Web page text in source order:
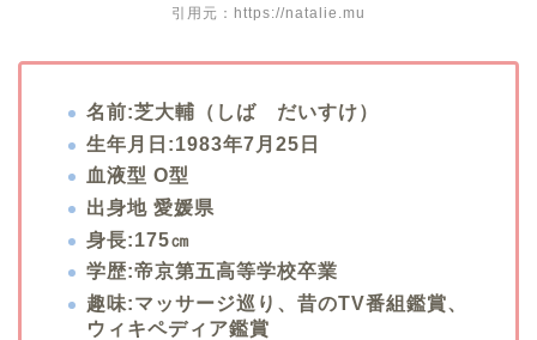
引用元：https://natalie.mu
名前:芝大輔（しば だいすけ）
生年月日:1983年7月25日
血液型 O型
出身地 愛媛県
身長:175㎝
学歴:帝京第五高等学校卒業
趣味:マッサージ巡り、昔のTV番組鑑賞、
ウィキペディア鑑賞